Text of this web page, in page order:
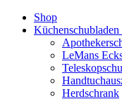
Shop
LeMans
Herdschrank